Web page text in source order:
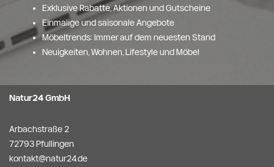
Exklusive Rabatte, Aktionen und Gutscheine
Einmalige und saisonale Angebote
Möbeltrends: Immer auf dem neuesten Stand
Neuigkeiten, Wohnen, Lifestyle und Möbel
Natur24 GmbH
Arbachstraße 2
72793 Pfullingen
kontakt@natur24.de